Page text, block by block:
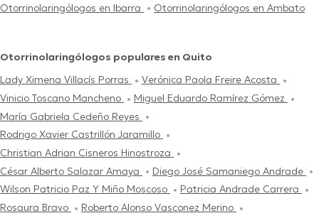
Otorrinolaringólogos en Ibarra
Otorrinolaringólogos en Ambato
Otorrinolaringólogos populares en Quito
Lady Ximena Villacís Porras
Verónica Paola Freire Acosta
Vinicio Toscano Mancheno
Miguel Eduardo Ramírez Gómez
María Gabriela Cedeño Reyes
Rodrigo Xavier Castrillón Jaramillo
Christian Adrian Cisneros Hinostroza
César Alberto Salazar Amaya
Diego José Samaniego Andrade
Wilson Patricio Paz Y Miño Moscoso
Patricia Andrade Carrera
Rosaura Bravo
Roberto Alonso Vasconez Merino